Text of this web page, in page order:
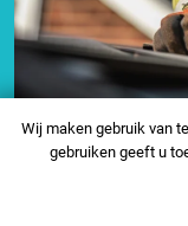
Wij maken gebruik van
gebruiken geeft u